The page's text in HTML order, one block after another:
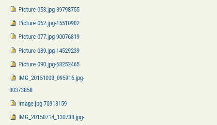
Picture 058.jpg-39798755
Picture 062.jpg-15510902
Picture 077.jpg-90076819
Picture 089.jpg-14529239
Picture 090.jpg-68252465
IMG_20151003_095916.jpg-
80373858
image.jpg-70913159
IMG_20150714_130738.jpg-